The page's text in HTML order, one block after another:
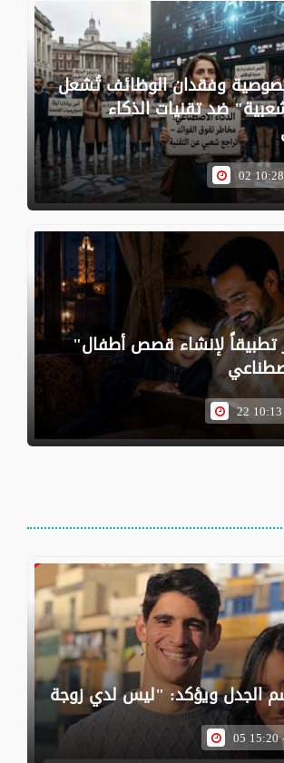
وفقدان الوظائف تُشعل
ضد تقنيات الذكاء
"ميتا" تختبر تطبيقاً لإنشاء قصص أطفال